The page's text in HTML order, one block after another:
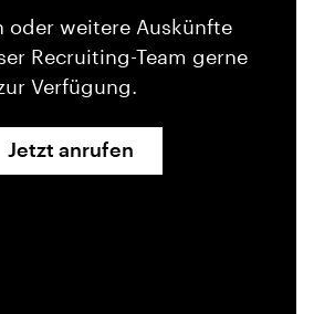
oder weitere Auskünfte
Recruiting-Team gerne
Verfügung.
Jetzt anrufen